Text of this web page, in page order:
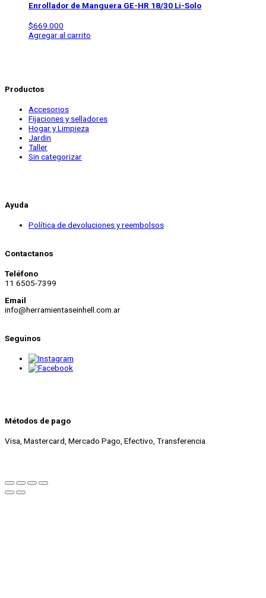
Enrollador de Manguera GE-HR 18/30 Li-Solo
$669.000
Agregar al carrito
Productos
Accesorios
Fijaciones y selladores
Hogar y Limpieza
Jardin
Taller
Sin categorizar
Ayuda
Política de devoluciones y reembolsos
Contactanos
Teléfono
11 6505-7399
Email
info@herramientaseinhell.com.ar
Seguinos
Métodos de pago
Visa, Mastercard, Mercado Pago, Efectivo, Transferencia.